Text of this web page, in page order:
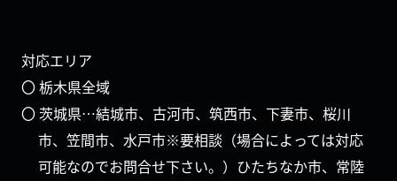
対応エリア
〇 栃木県全域
〇 茨城県…結城市、古河市、筑西市、下妻市、桜川
市、笠間市、水戸市※要相談（場合によっては対応
可能なのでお問合せ下さい。）ひたちなか市、常陸